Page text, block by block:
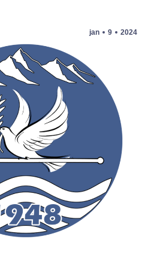
jan 9 2024